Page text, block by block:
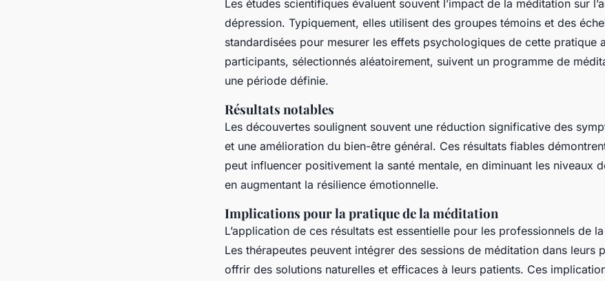
Les études scientifiques évaluent souvent l’impact de la méditation sur
dépression. Typiquement, elles utilisent des groupes témoins et des
standardisées pour mesurer les effets psychologiques de cette pratique
participants, sélectionnés aléatoirement, suivent un programme de
une période définie.
Résultats notables
Les découvertes soulignent souvent une réduction significative des
et une amélioration du bien-être général. Ces résultats fiables
peut influencer positivement la santé mentale, en diminuant les niveaux
en augmentant la résilience émotionnelle.
Implications pour la pratique de la méditation
L’application de ces résultats est essentielle pour les professionnels de
Les thérapeutes peuvent intégrer des sessions de méditation dans leurs
offrir des solutions naturelles et efficaces à leurs patients. Ces